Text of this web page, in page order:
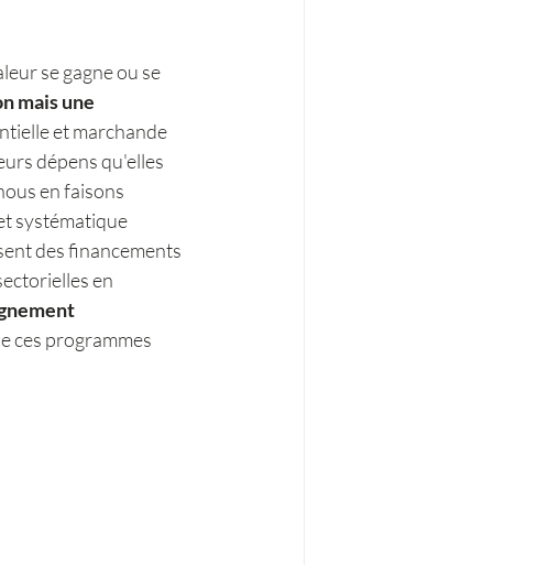
se gagne ou se
mais une
et marchande
dépens qu'elles
en faisons
systématique
des financements
en
ces programmes